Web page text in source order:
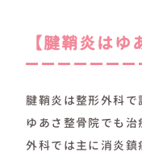
【腱鞘炎はゆ
腱鞘炎は整形外科で
ゆあさ整骨院でも
外科では主に消炎